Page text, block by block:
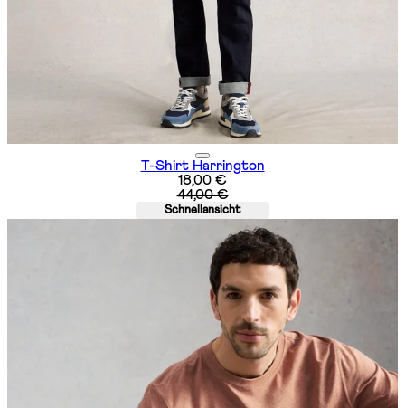
T-Shirt Harrington
Aktueller Preis: 18,00 €.
18,00 €
44,00 €
Schnellansicht